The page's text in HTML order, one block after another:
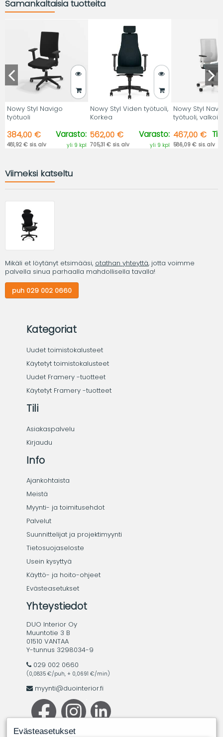
Samankaltaisia tuotteita
Nowy Styl Navigo
työtuoli
384,00 €
481,92 € sis. alv
Varasto:
yli 9 kpl
Nowy Styl Viden työtuoli,
Korkea
562,00 €
705,31 € sis. alv
Varasto:
yli 9 kpl
Nowy Styl
työtuoli,
467,00 €
586,09 € sis. alv
Viimeksi katseltu
Mikäli et löytänyt etsimääsi, otathan yhteyttä, jotta voimme
palvella sinua parhaalla mahdollisella tavalla!
puh 029 002 0660
Kategoriat
Uudet toimistokalusteet
Käytetyt toimistokalusteet
Uudet Framery -tuotteet
Käytetyt Framery -tuotteet
Tili
Asiakaspalvelu
Kirjaudu
Info
Ajankohtaista
Meistä
Myynti- ja toimitusehdot
Palvelut
Suunnittelijat ja projektimyynti
Tietosuojaseloste
Usein kysyttyä
Käyttö- ja hoito-ohjeet
Evästeasetukset
Yhteystiedot
DUO Interior Oy
Muuntotie 3 B
01510 VANTAA
Y-tunnus 3298034-9
029 002 0660
(0,0835 €/puh, + 0,0691 €/min)
myynti@duointerior.fi
Evästeasetukset